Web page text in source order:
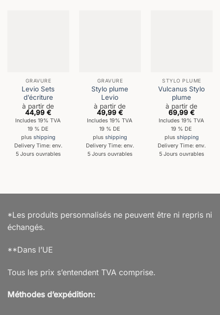
GRAVURE
Levio Sets
d’écriture
à partir de
44,99€
Includes 19% TVA
19 % DE
plus shipping
Delivery Time: env.
5 Jours ouvrables
GRAVURE
Stylo plume
Levio
à partir de
49,99€
Includes 19% TVA
19 % DE
plus shipping
Delivery Time: env.
5 Jours ouvrables
STYLO PLUME
Vulcanus Stylo
plume
à partir de
69,99€
Includes 19% TVA
19 % DE
plus shipping
Delivery Time: env.
5 Jours ouvrables
*Les produits personnalisés ne peuvent être ni repris ni
échangés.
**Dans l’UE
Tous les prix s’entendent TVA comprise.
Méthodes d’expédition: